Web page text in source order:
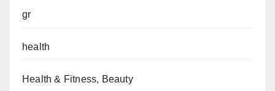
gr
health
Health & Fitness, Beauty